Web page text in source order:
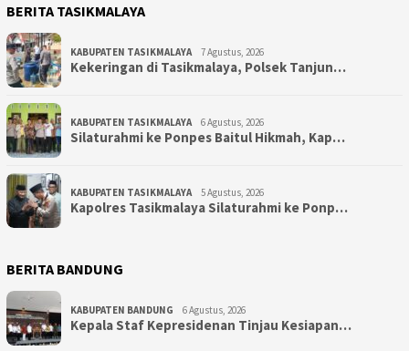
BERITA TASIKMALAYA
KABUPATEN TASIKMALAYA 7 Agustus, 2026
Kekeringan di Tasikmalaya, Polsek Tanjun…
KABUPATEN TASIKMALAYA 6 Agustus, 2026
Silaturahmi ke Ponpes Baitul Hikmah, Kap…
KABUPATEN TASIKMALAYA 5 Agustus, 2026
Kapolres Tasikmalaya Silaturahmi ke Ponp…
BERITA BANDUNG
KABUPATEN BANDUNG 6 Agustus, 2026
Kepala Staf Kepresidenan Tinjau Kesiapan…